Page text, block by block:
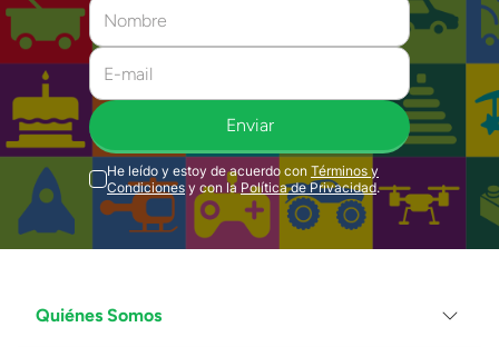
Enviar
He leído y estoy de acuerdo con Términos y
Condiciones y con la Política de Privacidad.
Quiénes Somos